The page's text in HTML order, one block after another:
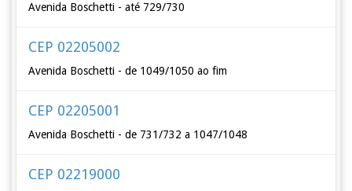
Avenida Boschetti - até 729/730
CEP 02205002
Avenida Boschetti - de 1049/1050 ao fim
CEP 02205001
Avenida Boschetti - de 731/732 a 1047/1048
CEP 02219000